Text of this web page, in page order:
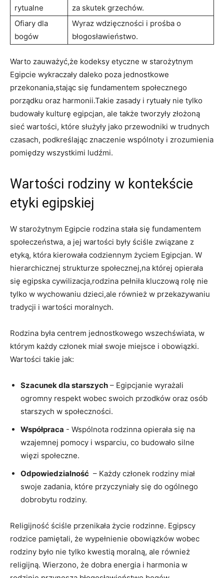
rytualne
za skutek grzechów.
Ofiary dla
⁣bogów
Wyraz wdzięczności i prośba ⁤o
błogosławieństwo.
Warto zauważyć,że kodeksy etyczne w starożytnym‍
Egipcie wykraczały daleko poza jednostkowe
przekonania,stając się fundamentem społecznego
porządku oraz harmonii.Takie zasady i rytuały nie tylko
budowały kulturę egipcjan, ⁣ale⁢ także tworzyły złożoną
sieć wartości, które służyły ⁣jako przewodniki w ⁤trudnych
czasach, podkreślając znaczenie wspólnoty i⁣ zrozumienia
pomiędzy wszystkimi ludźmi.
Wartości rodziny w kontekście
etyki egipskiej
W ‍starożytnym ⁢Egipcie ⁣rodzina stała się fundamentem
społeczeństwa,⁢ a jej wartości były ściśle związane ‌z
etyką, ‌która kierowała codziennym ⁤życiem Egipcjan. W
hierarchicznej strukturze społecznej,na której opierała
się egipska cywilizacja,rodzina ‌pełniła kluczową rolę nie
tylko w wychowaniu dzieci,ale również w przekazywaniu
⁢tradycji i wartości moralnych.
Rodzina była centrem jednostkowego wszechświata, w
którym każdy członek miał swoje miejsce i obowiązki.
Wartości takie ​jak:
Szacunek ⁣dla starszych – Egipcjanie wyrażali
ogromny respekt wobec ⁣swoich przodków oraz osób
starszych w społeczności.
Współpraca ⁤- Wspólnota rodzinna opierała się na
wzajemnej pomocy i wsparciu, co budowało silne
więzi społeczne.
Odpowiedzialność ⁣ – Każdy członek rodziny miał
⁢swoje‍ zadania, które przyczyniały się do ogólnego
dobrobytu rodziny.
Religijność ⁢ściśle przenikała​ życie rodzinne. Egipscy
rodzice pamiętali, ​że wypełnienie obowiązków wobec
rodziny było nie tylko kwestią moralną, ale również
religijną.‍ Wierzono, że dobra energia i harmonia‌ w